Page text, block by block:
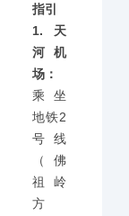
指引
1.天
河机
场：
乘坐
地铁2
号线
（佛
祖岭
方